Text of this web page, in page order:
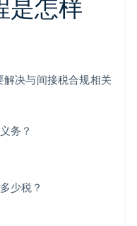
是怎样
决与间接税合规相关
务？
少税？